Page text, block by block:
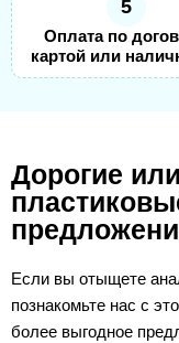
5
Оплата по
картой или
Дорогие
Если вы отыщете
познакомьте нас с
более выгодное